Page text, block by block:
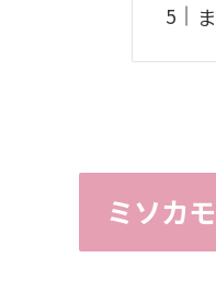
ミソカ